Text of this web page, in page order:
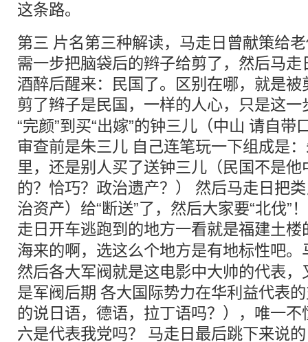
这条路。
第三 片名第三种解读，马走日曾献策给
需一步把脑袋后的辫子给剪了，然后马
酒醉后醒来：民国了。区别在哪，就是
剪了辫子是民国，一样的人心，只是这一
“完颜”到买“出嫁”的钟三儿（中山 请自带
审查前是朱三儿 自己连笔玩一下组成是
里，还是别人买了送钟三儿（民国不是
的？恰巧？政治遗产？） 然后马走日把
治资产）给“断送”了，然后大家要“北伐”
走日开车逃跑到的地方一看就是福建土
海来的啊，选这么个地方是有地标性吧。
然后各大军阀就是这电影中大帅的代表
是军阀后期 各大国际势力在华利益代表
的说日语，德语，拉丁语吗？），唯一
六是代表我党吗？ 马走日最后跳下来说